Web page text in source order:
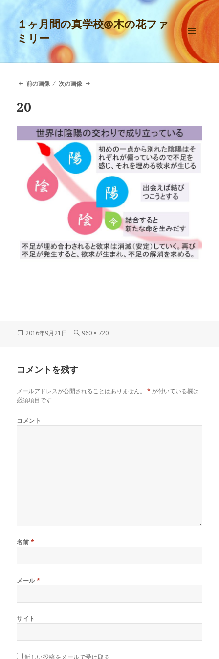
１ヶ月間の真学校@木の花ファ
ミリー
メニュ
ーとウ
ィジェ
前の画像
次の画像
20
投
2016年9月21日
フ
960 × 720
コメントを残す
メールアドレスが公開されることはありません。 * が付いている欄は
必須項目です
コメント
名前 *
メール*
サイト
新しい投稿をメールで受け取る